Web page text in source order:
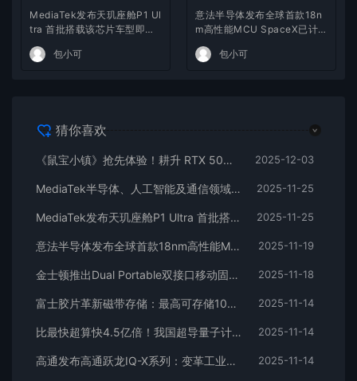
MediaTek发布天玑座舱P1 Ul
tra 首批搭载该芯片车型即将
上市
包小可
意法半导体发布全球首款18n
m高性能MCU SpaceX已计
划使用
包小可
猜你喜欢
《鼠宝小镇》抢先体验！耕升 RTX 5060 追风 OC搭建鼠鼠乌托邦！ 2025-12-03
MediaTek半导体、人工智能及通信领域论文入选全球前沿学术会议副董事长暨执行长蔡力行受邀在ISSCC 2026进行 2025-11-25
MediaTek发布天玑座舱P1 Ultra 首批搭载该芯片车型即将上市 2025-11-25
意法半导体发布全球首款18nm高性能MCU SpaceX已计划使用 2025-11-19
金士顿推出Dual Portable双接口移动固态硬盘 2025-11-18
富士胶片革新磁带存储：最高可存储100TB压缩数据 2025-11-14
比最快超算快4.5亿倍！我国超导量子计算机“天衍-287”建成 2025-11-14
高通发布高通跃龙IQ-X系列：变革工业PC和边缘智能 2025-11-14